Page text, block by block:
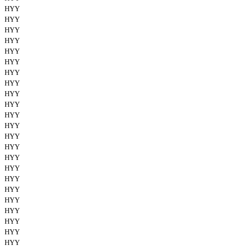
HYY
HYY
HYY
HYY
HYY
HYY
HYY
HYY
HYY
HYY
HYY
HYY
HYY
HYY
HYY
HYY
HYY
HYY
HYY
HYY
HYY
HYY
HYY